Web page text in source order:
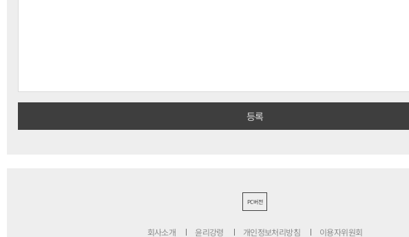
PC버전
회사소개 윤리강령 개인정보처리방침 이용자위원회